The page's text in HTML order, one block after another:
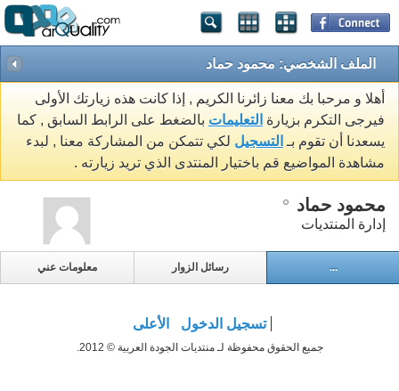
الملف الشخصي: محمود حماد
أهلا و مرحبا بك معنا زائرنا الكريم , إذا كانت هذه زيارتك الأولى
فيرجى التكرم بزيارة التعليمات بالضغط على الرابط السابق , كما
يسعدنا أن تقوم بـ التسجيل لكي تتمكن من المشاركة معنا , لبدء
مشاهدة المواضيع قم باختيار المنتدى الذي تريد زيارته .
محمود حماد
إدارة المنتديات
معلومات عني رسائل الزوار ...
تسجيل الدخول الأعلى
جميع الحقوق محفوظة لـ منتديات الجودة العربية © 2012.